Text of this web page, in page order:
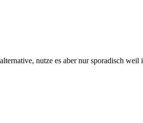
nutze es aber nur sporadisch